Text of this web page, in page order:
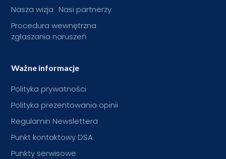
Nasza wizja Nasi partnerzy
Procedura wewnętrzna
zgłaszania naruszeń
Ważne informacje
Polityka prywatności
Polityka prezentowania opinii
Regulamin Newslettera
Punkt kontaktowy DSA
Punkty serwisowe